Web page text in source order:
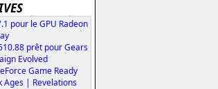
pour le GPU Radeon
prêt pour Gears
Evolved
Game Ready
Ages | Revelations